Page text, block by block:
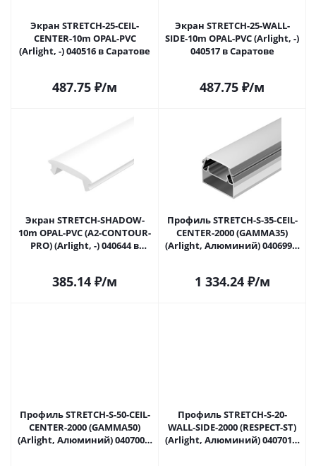
Экран STRETCH-25-CEIL-
CENTER-10m OPAL-PVC
(Arlight, -) 040516 в Саратове
487.75 ₽/м
Экран STRETCH-25-WALL-
SIDE-10m OPAL-PVC (Arlight, -)
040517 в Саратове
487.75 ₽/м
Экран STRETCH-SHADOW-
10m OPAL-PVC (A2-CONTOUR-
PRO) (Arlight, -) 040644 в
385.14 ₽/м
Профиль STRETCH-S-35-CEIL-
CENTER-2000 (GAMMA35)
(Arlight, Алюминий) 040699 в
1 334.24₽/м
Профиль STRETCH-S-50-CEIL-
CENTER-2000 (GAMMA50)
(Arlight, Алюминий) 040700 в
Профиль STRETCH-S-20-
WALL-SIDE-2000 (RESPECT-ST)
(Arlight, Алюминий) 040701 в